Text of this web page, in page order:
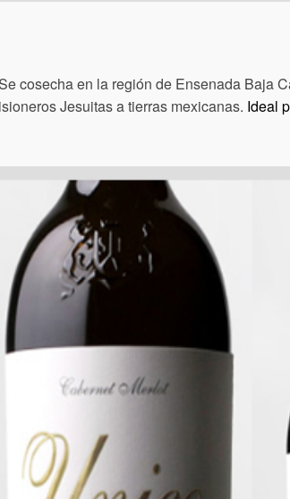
cosecha en la región de Ensenada Baja
Jesuitas a tierras mexicanas. Ideal